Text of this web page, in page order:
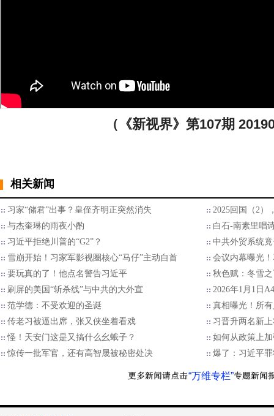
（《新视界》第107期
相关新闻
习家“储君”出事？皇侄齐明正突然消失
2025回国（2）
与杰奎琳的雨夜小酌
白石-南素里唱
习近平拒绝川普的“G2”？
中共外贸系统
雪崩开始！习家军影视圈核心“马仔”主动自首
会议内幕曝光
要玩真的了！他点名警告习近平
秋色赋：冬雪
刷屏的美国“斩杀线”与中共的大外宣
2026年1月1日
范学德：不受欢迎的圣诞
真相曝光！所
传老习被逼出席，张又侠坐着看戏
习晋升两名新
怪！天安门这是又搞什么幺蛾子？
如何从政策上
惊传一批军官，还有高智晟被秘密处决
爆了：习近平
“万维专栏”